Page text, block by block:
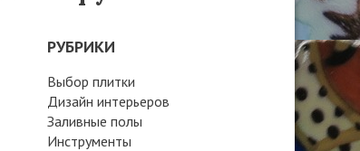
РУБРИКИ
Выбор плитки
Дизайн интерьеров
Заливные полы
Инструменты